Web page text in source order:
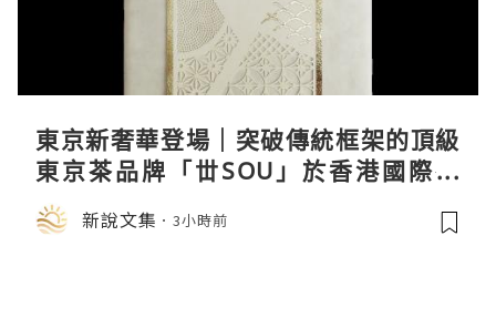
東京新奢華登場｜突破傳統框架的頂級
東京茶品牌「丗SOU」於香港國際茶
展首度亮相
新說文集 3小時前